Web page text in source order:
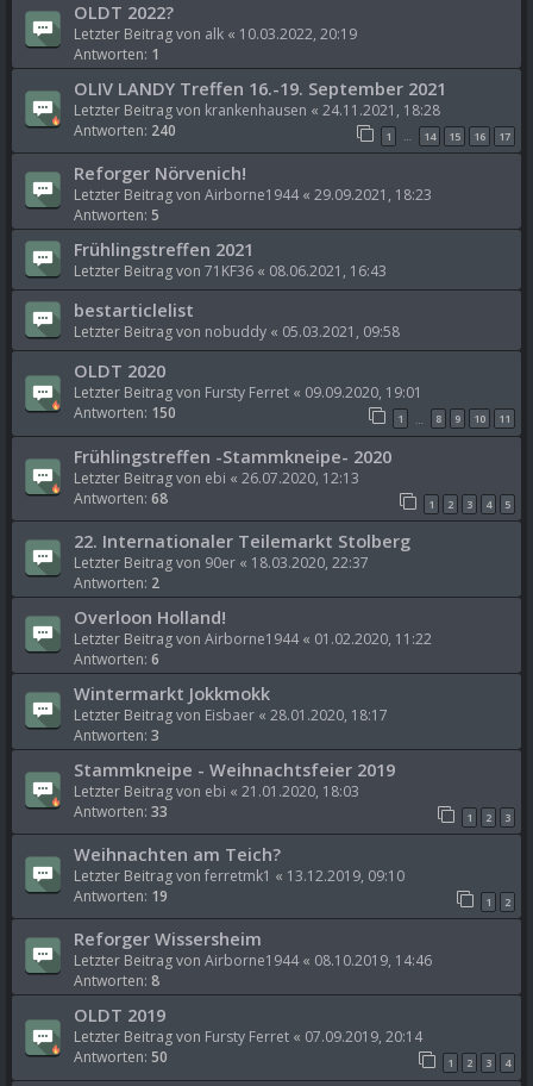
OLDT 2022?
Letzter Beitrag von alk « 10.03.2022, 20:19
Antworten: 1
OLIV LANDY Treffen 16.-19. September 2021
Letzter Beitrag von krankenhausen « 24.11.2021, 18:28
Antworten: 240 1 … 14 15 16 17
Reforger Nörvenich!
Letzter Beitrag von Airborne1944 « 29.09.2021, 18:23
Antworten: 5
Frühlingstreffen 2021
Letzter Beitrag von 71KF36 « 08.06.2021, 16:43
bestarticlelist
Letzter Beitrag von nobuddy « 05.03.2021, 09:58
OLDT 2020
Letzter Beitrag von Fursty Ferret « 09.09.2020, 19:01
Antworten: 150 1 8 9 10 11
Frühlingstreffen -Stammkneipe- 2020
Letzter Beitrag von ebi « 26.07.2020, 12:13
Antworten: 68 1 2 3 4 5
22. Internationaler Teilemarkt Stolberg
Letzter Beitrag von 90er « 18.03.2020, 22:37
Antworten: 2
Overloon Holland!
Letzter Beitrag von Airborne1944 « 01.02.2020, 11:22
Antworten: 6
Wintermarkt Jokkmokk
Letzter Beitrag von Eisbaer « 28.01.2020, 18:17
Antworten: 3
Stammkneipe - Weihnachtsfeier 2019
Letzter Beitrag von ebi « 21.01.2020, 18:03
Antworten: 33 1 2 3
Weihnachten am Teich?
Letzter Beitrag von ferretmk1 « 13.12.2019, 09:10
Antworten: 19 1 2
Reforger Wissersheim
Letzter Beitrag von Airborne1944 « 08.10.2019, 14:46
Antworten: 8
OLDT 2019
Letzter Beitrag von Fursty Ferret « 07.09.2019, 20:14
Antworten: 50 1 2 3 4